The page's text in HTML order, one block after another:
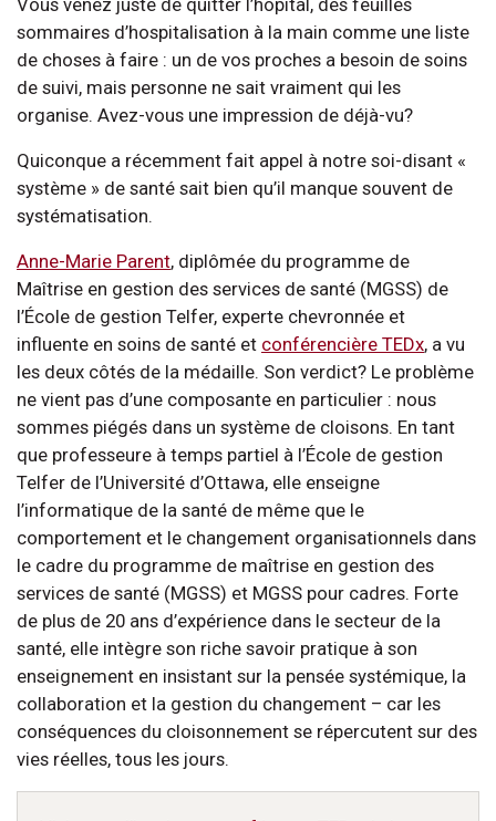
sommaires d’hospitalisation à la main comme une liste
de choses à faire : un de vos proches a besoin de soins
de suivi, mais personne ne sait vraiment qui les
organise. Avez-vous une impression de déjà-vu?
Quiconque a récemment fait appel à notre soi-disant «
système » de santé sait bien qu’il manque souvent de
systématisation.
Anne-Marie Parent, diplômée du programme de
Maîtrise en gestion des services de santé (MGSS) de
l’École de gestion Telfer, experte chevronnée et
influente en soins de santé et conférencière TEDx, a vu
les deux côtés de la médaille. Son verdict? Le problème
ne vient pas d’une composante en particulier : nous
sommes piégés dans un système de cloisons. En tant
que professeure à temps partiel à l’École de gestion
Telfer de l’Université d’Ottawa, elle enseigne
l’informatique de la santé de même que le
comportement et le changement organisationnels dans
le cadre du programme de maîtrise en gestion des
services de santé (MGSS) et MGSS pour cadres. Forte
de plus de 20 ans d’expérience dans le secteur de la
santé, elle intègre son riche savoir pratique à son
enseignement en insistant sur la pensée systémique, la
collaboration et la gestion du changement – car les
conséquences du cloisonnement se répercutent sur des
vies réelles, tous les jours.